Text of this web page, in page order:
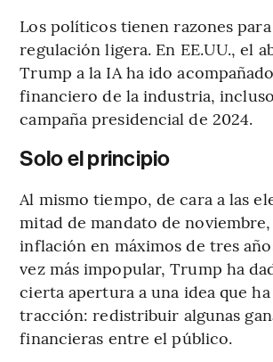
Los políticos tienen razones
regulación ligera. En EE.UU., el
Trump a la IA ha ido
financiero de la industria,
campaña presidencial de 2024.
Solo el principio
Al mismo tiempo, de cara a las
mitad de mandato de
inflación en máximos de tres
vez más impopular, Trump ha
cierta apertura a una idea que ha
tracción: redistribuir algunas
financieras entre el público.